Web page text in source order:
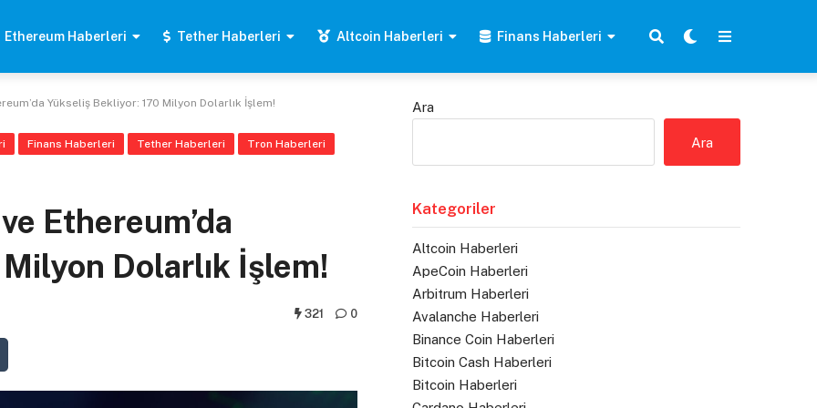
Ethereum Haberleri Tether Haberleri Altcoin Haberleri Finans Haberleri
Yükseliş Bekliyor: 170 Milyon Dolarlık İşlem!
Finans Haberleri Tether Haberleri Tron Haberleri
Ethereum’da
Dolarlık İşlem!
321 0
Ara
Ara
Kategoriler
Altcoin Haberleri
ApeCoin Haberleri
Arbitrum Haberleri
Avalanche Haberleri
Binance Coin Haberleri
Bitcoin Cash Haberleri
Bitcoin Haberleri